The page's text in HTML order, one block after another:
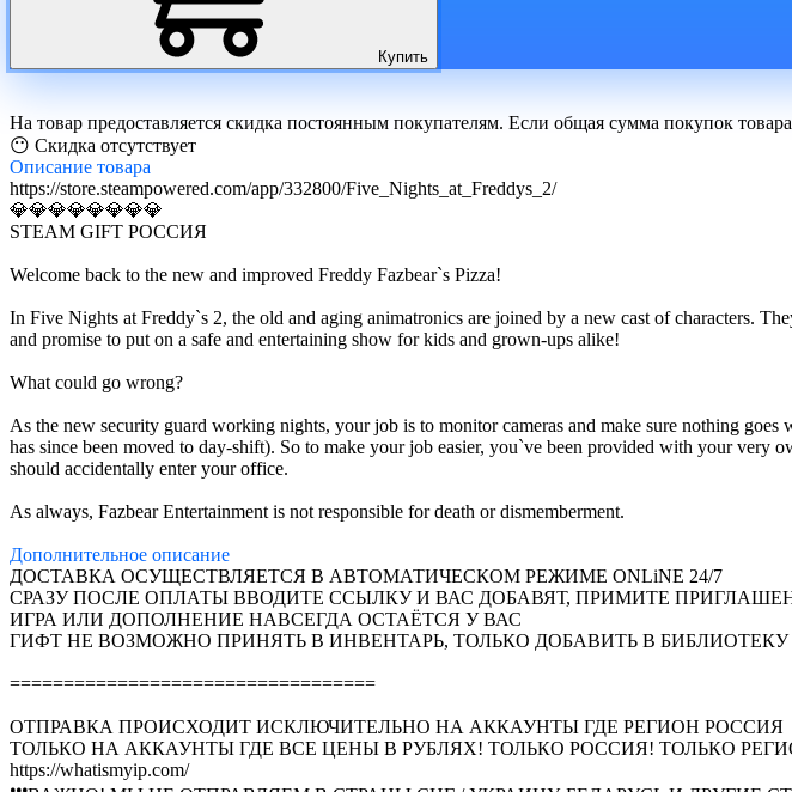
Купить
На товар предоставляется скидка постоянным покупателям. Если общая сумма покупок
😶 Скидка отсутствует
Описание товара
https://store.steampowered.com/app/332800/Five_Nights_at_Freddys_2/
💎💎💎💎💎💎💎💎
STEAM GIFT РОССИЯ
Welcome back to the new and improved Freddy Fazbear`s Pizza!
In Five Nights at Freddy`s 2, the old and aging animatronics are joined by a new cast of characters.
and promise to put on a safe and entertaining show for kids and grown-ups alike!
What could go wrong?
As the new security guard working nights, your job is to monitor cameras and make sure nothing
has since been moved to day-shift). So to make your job easier, you`ve been provided with your
should accidentally enter your office.
As always, Fazbear Entertainment is not responsible for death or dismemberment.
Дополнительное описание
ДОСТАВКА ОСУЩЕСТВЛЯЕТСЯ В АВТОМАТИЧЕСКОМ РЕЖИМЕ ONLiNE 24/7
СРАЗУ ПОСЛЕ ОПЛАТЫ ВВОДИТЕ ССЫЛКУ И ВАС ДОБАВЯТ, ПРИМИТЕ
ИГРА ИЛИ ДОПОЛНЕНИЕ НАВСЕГДА ОСТАЁТСЯ У ВАС
ГИФТ НЕ ВОЗМОЖНО ПРИНЯТЬ В ИНВЕНТАРЬ, ТОЛЬКО ДОБАВИТЬ В БИБЛИОТЕКУ
==================================
ОТПРАВКА ПРОИСХОДИТ ИСКЛЮЧИТЕЛЬНО НА АККАУНТЫ ГДЕ РЕГИОН РОССИЯ
ТОЛЬКО НА АККАУНТЫ ГДЕ ВСЕ ЦЕНЫ В РУБЛЯХ! ТОЛЬКО РОССИЯ! ТОЛЬКО
https://whatismyip.com/